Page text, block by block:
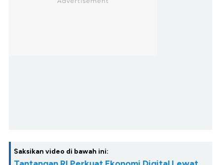
Saksikan video di bawah ini: